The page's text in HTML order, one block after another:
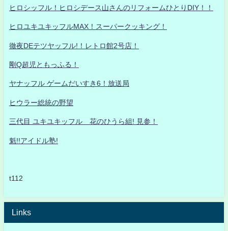
ヒロシッフル！ヒロシデース山さんのリフォームひとりDIY！！
ヒロユキユキッフルMAX！スーパークッキング！
徹夜DEテツヤッフル!！レトロ館2号店！
剛Q超児ともっふる！
ヤナッフル ゲームだいすき6！放送局
ヒウラー総統の野望
三代目 ユキユキッフル 花のひうら組! 見参！
魁!!アイドル塾!
t112
Links